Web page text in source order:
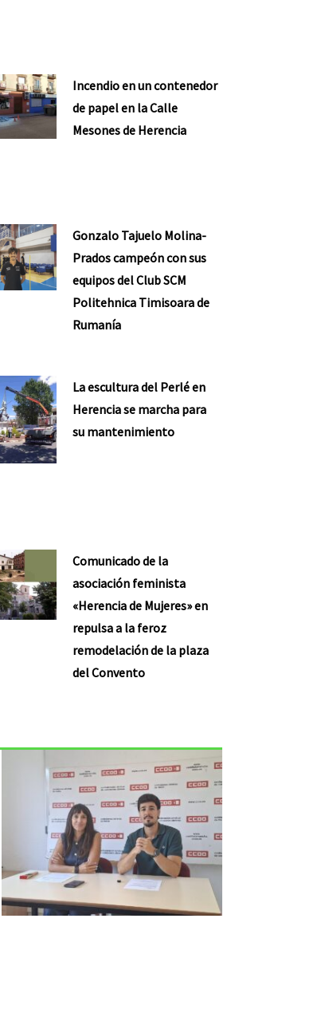
Incendio en un contenedor
de papel en la Calle
Mesones de Herencia
Gonzalo Tajuelo Molina-
Prados campeón con sus
equipos del Club SCM
Politehnica Timisoara de
Rumanía
La escultura del Perlé en
Herencia se marcha para
su mantenimiento
Comunicado de la
asociación feminista
«Herencia de Mujeres» en
repulsa a la feroz
remodelación de la plaza
del Convento